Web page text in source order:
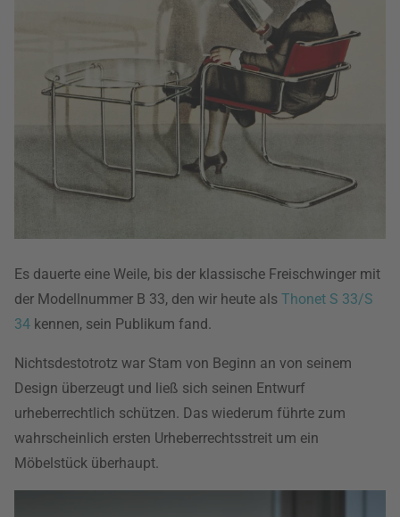
Es dauerte eine Weile, bis der klassische Freischwinger mit
der Modellnummer B 33, den wir heute als Thonet S 33/S
34 kennen, sein Publikum fand.
Nichtsdestotrotz war Stam von Beginn an von seinem
Design überzeugt und ließ sich seinen Entwurf
urheberrechtlich schützen. Das wiederum führte zum
wahrscheinlich ersten Urheberrechtsstreit um ein
Möbelstück überhaupt.